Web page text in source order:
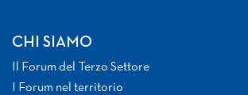
CHI SIAMO
Il Forum del Terzo Settore
I Forum nel territorio